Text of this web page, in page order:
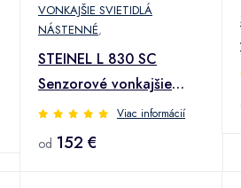
VONKAJŠIE SVIETIDLÁ
NÁSTENNÉ,
STEINEL L 830 SC
Senzorové vonkajšie
nástenné svietidlo,
strieborné
Viac informácií
od 152 €